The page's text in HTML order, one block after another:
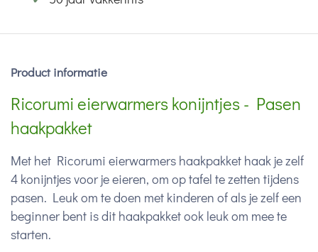
Product informatie
Ricorumi eierwarmers konijntjes - Pasen
haakpakket
Met het Ricorumi eierwarmers haakpakket haak je zelf
4 konijntjes voor je eieren, om op tafel te zetten tijdens
pasen. Leuk om te doen met kinderen of als je zelf een
beginner bent is dit haakpakket ook leuk om mee te
starten.